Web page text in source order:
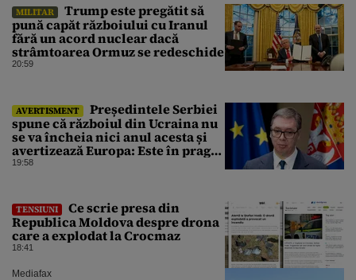
MILITAR
Trump este pregătit să
pună capăt războiului cu Iranul
fără un acord nuclear dacă
strâmtoarea Ormuz se redeschide
20:59
AVERTISMENT
⁠Președintele Serbiei
spune că războiul din Ucraina nu
se va încheia nici anul acesta și
avertizează Europa: Este în pragul
unui război la scară largă
19:58
TENSIUNI
Ce scrie presa din
Republica Moldova despre drona
care a explodat la Crocmaz
18:41
Mediafax